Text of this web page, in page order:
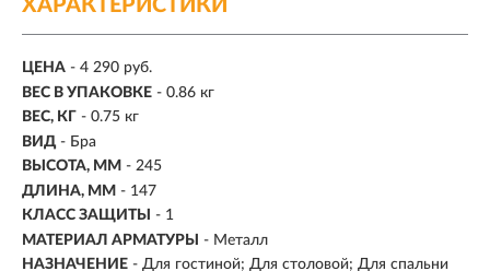
ХАРАКТЕРИСТИКИ
ЦЕНА - 4 290 руб.
ВЕС В УПАКОВКЕ - 0.86 кг
ВЕС, КГ - 0.75 кг
ВИД - Бра
ВЫСОТА, ММ - 245
ДЛИНА, ММ - 147
КЛАСС ЗАЩИТЫ
- 1
МАТЕРИАЛ АРМАТУРЫ
- Металл
НАЗНАЧЕНИЕ - Для гостиной; Для столовой; Для спальни